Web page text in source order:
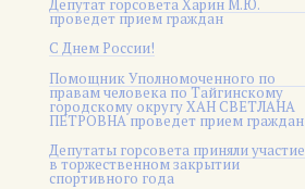
Депутат горсовета Харин М.Ю.
проведет прием граждан
С Днем России!
Помощник Уполномоченного по
правам человека по Тайгинскому
городскому округу ХАН СВЕТЛАНА
ПЕТРОВНА проведет прием граждан
Депутаты горсовета приняли участие
в торжественном закрытии
спортивного года